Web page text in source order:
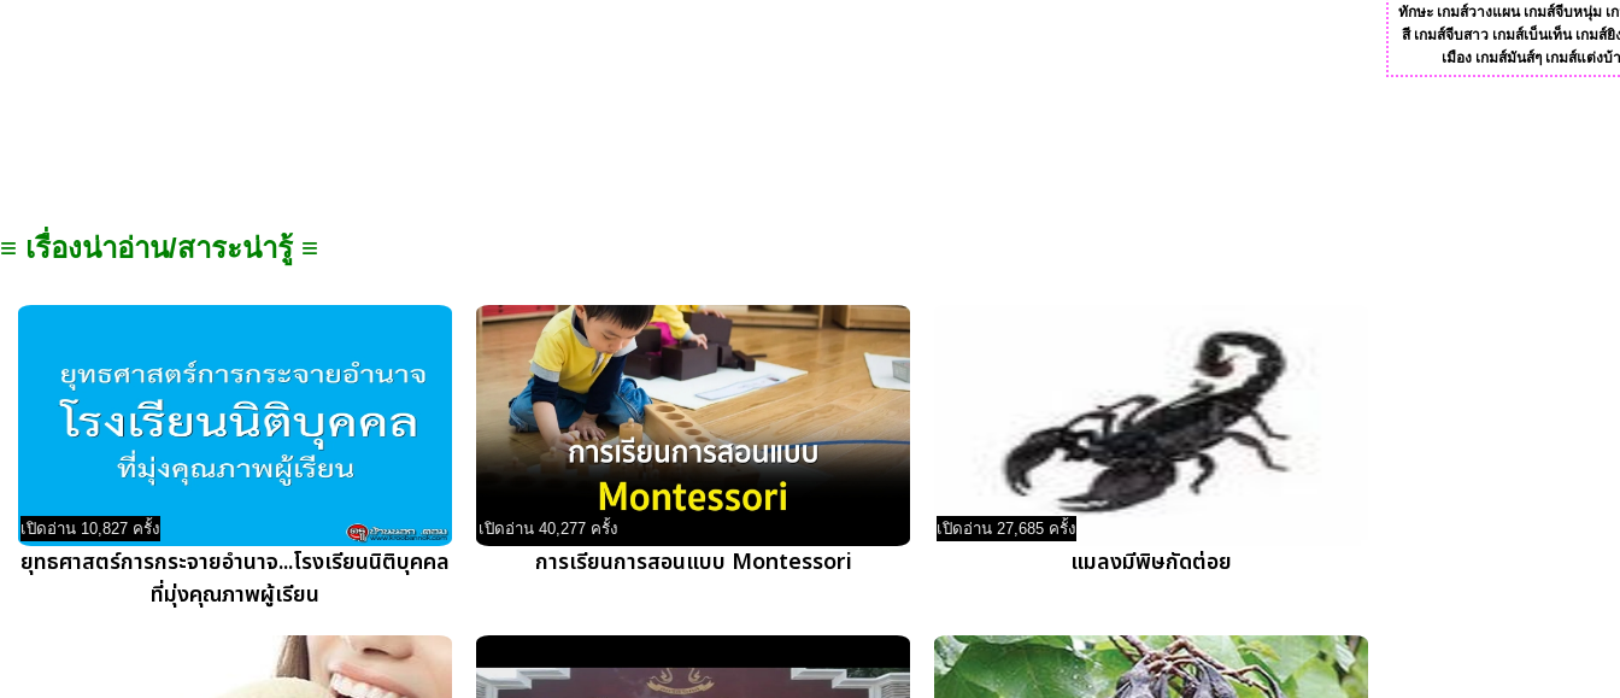
≡ เรื่องน่าอ่าน/สาระน่ารู้ ≡
เปิดอ่าน 10,827 ครั้ง
ยุทธศาสตร์การกระจายอำนาจ...โรงเรียนนิติบุคคล
ที่มุ่งคุณภาพผู้เรียน
เปิดอ่าน 40,277 ครั้ง
การเรียนการสอนแบบ Montessori
เปิดอ่าน 27,685 ครั้ง
แมลงมีพิษกัดต่อย
ทักษะ เกมส์วางแผน เกมส์จีบหนุ่ม เ
สี เกมส์จีบสาว เกมส์เบ็นเท็น เกมส์ยิ
เมือง เกมส์มันส์ๆ เกมส์แต่งบ้